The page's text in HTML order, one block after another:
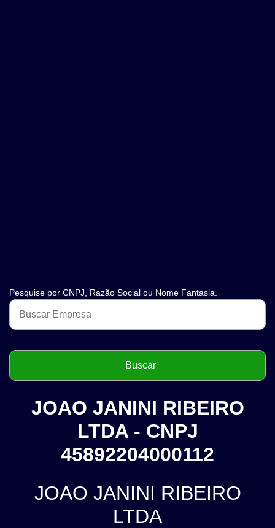
Pesquise por CNPJ, Razão Social ou Nome Fantasia.
JOAO JANINI RIBEIRO
LTDA - CNPJ
45892204000112
JOAO JANINI RIBEIRO
LTDA